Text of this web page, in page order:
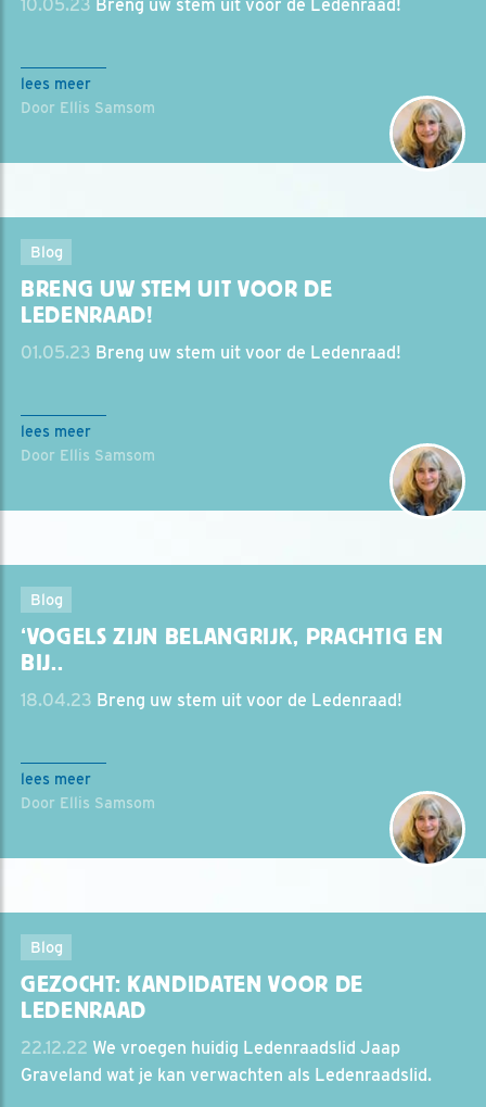
10.05.23 Breng uw stem uit voor de Ledenraad!
lees meer
Door Ellis Samsom
Blog
BRENG UW STEM UIT VOOR DE
LEDENRAAD!
01.05.23 Breng uw stem uit voor de Ledenraad!
lees meer
Door Ellis Samsom
Blog
‘VOGELS ZIJN BELANGRIJK, PRACHTIG EN
BIJ..
18.04.23 Breng uw stem uit voor de Ledenraad!
lees meer
Door Ellis Samsom
Blog
GEZOCHT: KANDIDATEN VOOR DE
LEDENRAAD
22.12.22 We vroegen huidig Ledenraadslid Jaap
Graveland wat je kan verwachten als Ledenraadslid.